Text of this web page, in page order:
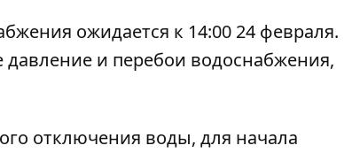
ожидается к 14:00 24 февраля.
и перебои водоснабжения,
отключения воды, для начала